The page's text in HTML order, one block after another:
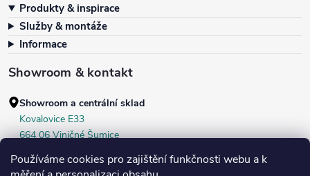
Používáme cookies pro zajištění funkčnosti webu a k
Produkty & inspirace
Služby & montáže
Informace
Showroom & kontakt
Showroom a centrální sklad
Kovalovice E33
664 06 Viničné Šumice
+420 604 536 499